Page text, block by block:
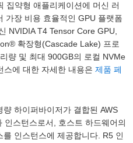
집약형 애플리케이션에 머신 러
가장 비용 효율적인 GPU 플랫폼
NVIDIA T4 Tensor Core GPU,
확장형(Cascade Lake) 프로
량 및 최대 900GB의 로컬 NVMe
스에 대한 자세한 내용은 제품 페
하이퍼바이저가 결합된 AWS
스턴스로서, 호스트 하드웨어의
인스턴스에 제공합니다. R5 인